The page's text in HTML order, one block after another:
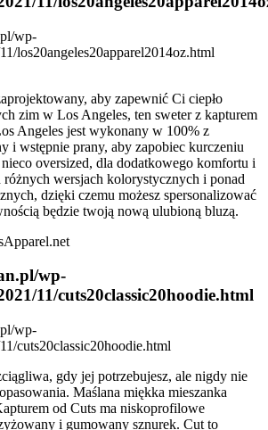
aby zapewnić Ci ciepło
zim w Los Angeles, ten sweter z kapturem
Angeles jest wykonany w 100% z
i wstępnie prany, aby zapobiec kurczeniu
oversized, dla dodatkowego komfortu i
różnych wersjach kolorystycznych i ponad
dzięki czemu możesz spersonalizować
będzie twoją nową ulubioną bluzą.
wp-
11/cuts20classic20hoodie.html
gdy jej potrzebujesz, ale nigdy nie
Maślana miękka mieszanka
od Cuts ma niskoprofilowe
i gumowany sznurek. Cut to